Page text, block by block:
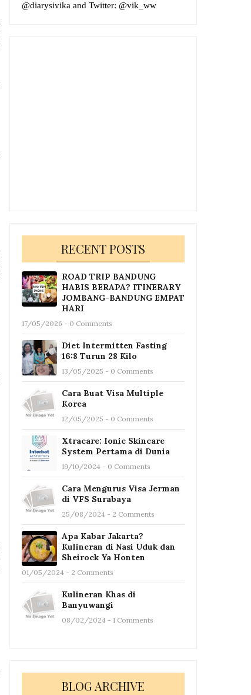
@diarysivika and Twitter: @vik_ww
RECENT POSTS
ROAD TRIP BANDUNG
HABIS BERAPA? ITINERARY
JOMBANG-BANDUNG EMPAT
HARI
17/05/2026 - 0 Comments
Diet Intermitten Fasting
16:8 Turun 28 Kilo
13/05/2025 - 0 Comments
Cara Buat Visa Multiple
Korea
12/05/2025 - 0 Comments
Xtracare: Ionic Skincare
System Pertama di Dunia
19/10/2024 - 0 Comments
Cara Mengurus Visa Jerman
di VFS Surabaya
25/08/2024 - 2 Comments
Apa Kabar Jakarta?
Kulineran di Nasi Uduk dan
Sheirock Ya Honten
01/05/2024 - 2 Comments
Kulineran Khas di
Banyuwangi
08/02/2024 - 1 Comments
BLOG ARCHIVE